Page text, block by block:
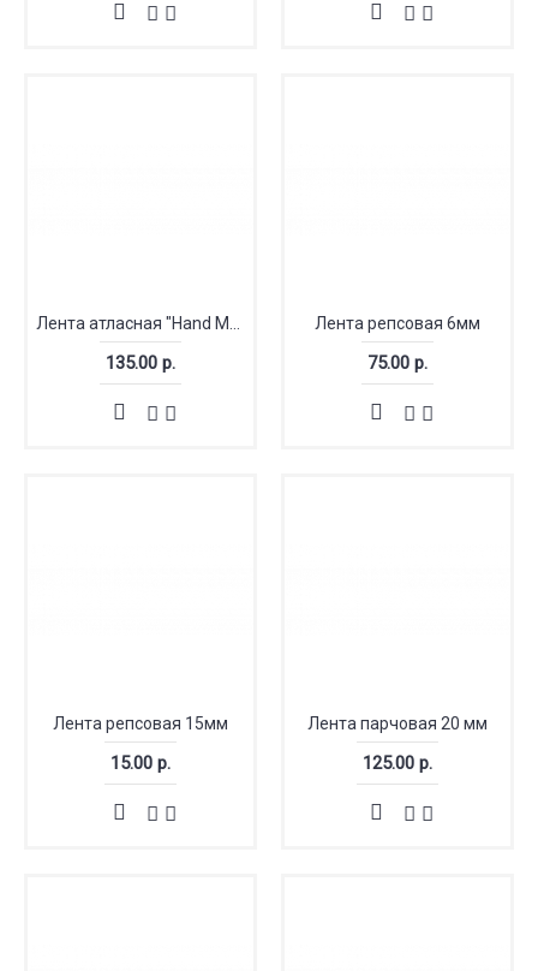
135.00 р.
Лента репсовая 6мм
75.00 р.
Лента репсовая 15мм
15.00 р.
Лента парчовая 20 мм
125.00 р.